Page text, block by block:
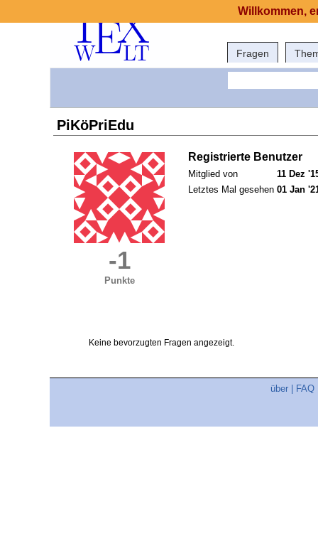
Fragen
PiKöPriEdu
-1
Punkte
Registrierte Benutzer
Mitglied von
11 Dez
Letztes Mal gesehen 01 Jan
Keine bevorzugten Fragen angezeigt.
über FAQ
Willkommen,